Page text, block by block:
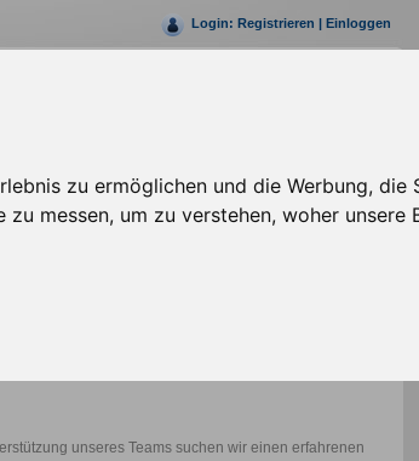
zu ermöglichen und die Werbung, die
messen, um zu verstehen, woher unsere
Login: Registrieren | Einloggen
unseres Teams suchen wir einen erfahrenen